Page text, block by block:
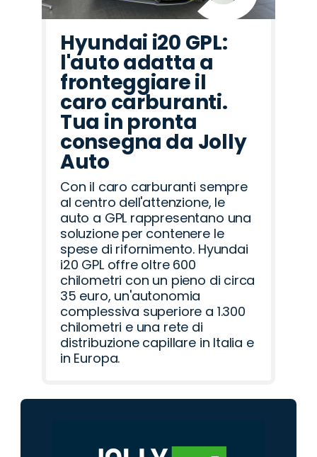
Hyundai i20 GPL:
l'auto adatta a
fronteggiare il
caro carburanti.
Tua in pronta
consegna da Jolly
Auto
Con il caro carburanti sempre
al centro dell'attenzione, le
auto a GPL rappresentano una
soluzione per contenere le
spese di rifornimento. Hyundai
i20 GPL offre oltre 600
chilometri con un pieno di circa
35 euro, un'autonomia
complessiva superiore a 1.300
chilometri e una rete di
distribuzione capillare in Italia e
in Europa.